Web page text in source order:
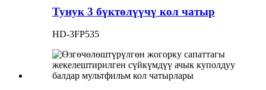
Тунук 3 бүктөлүүчү кол чатыр
HD-3FP535